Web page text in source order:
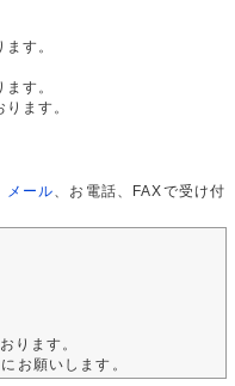
す。
す。
ます。
メール 、お電話、FAXで受け付
ります。
お願いします。